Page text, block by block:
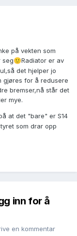
på vekten som
seg🙂Radiator er av
det hjelper jo
gjøres for å redusere
bremser,nå står det
mye.
at det "bare" er S14
som drar opp
inn for å
en kommentar